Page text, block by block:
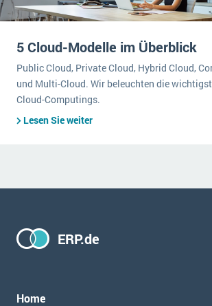
5 Cloud-Modelle im Überblick
Public Cloud, Private Cloud, Hybrid Cloud,
und Multi-Cloud. Wir beleuchten die
Cloud-Computings.
Lesen Sie weiter
ERP.de
Home